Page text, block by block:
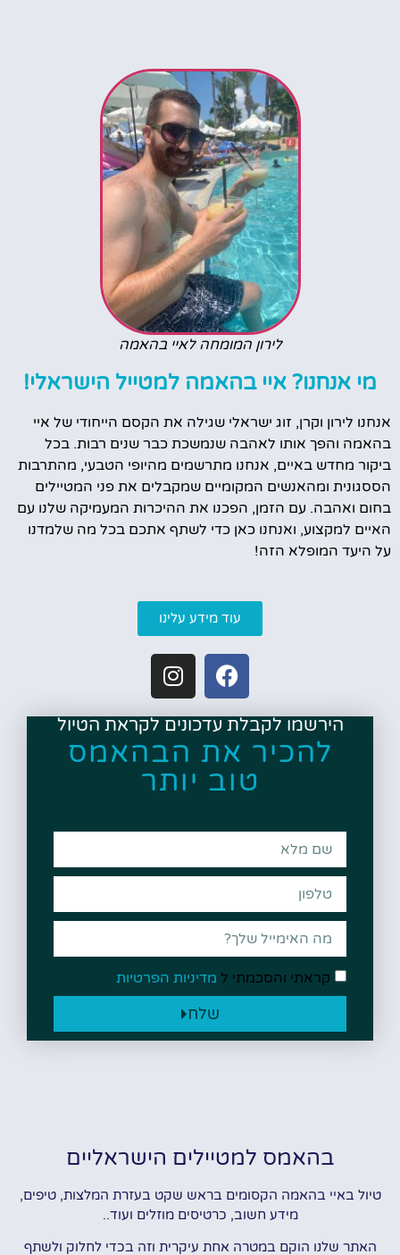
לירון המומחה לאיי בהאמה
מי אנחנו? איי בהאמה למטייל הישראלי!
אנחנו לירון וקרן, זוג ישראלי שגילה את הקסם הייחודי של איי
בהאמה והפך אותו לאהבה שנמשכת כבר שנים רבות. בכל
ביקור מחדש באיים, אנחנו מתרשמים מהיופי הטבעי, מהתרבות
הססגונית ומהאנשים המקומיים שמקבלים את פני המטיילים
בחום ואהבה. עם הזמן, הפכנו את ההיכרות המעמיקה שלנו עם
האיים למקצוע, ואנחנו כאן כדי לשתף אתכם בכל מה שלמדנו
על היעד המופלא הזה!
עוד מידע עלינו
הירשמו לקבלת עדכונים לקראת הטיול
להכיר את הבהאמס
טוב יותר
קראתי והסכמתי ל מדיניות הפרטיות
שלח
בהאמס למטיילים הישראליים
טיול באיי בהאמה הקסומים בראש שקט בעזרת המלצות, טיפים,
מידע חשוב, כרטיסים מוזלים ועוד..
האתר שלנו הוקם במטרה אחת עיקרית וזה בכדי לחלוק ולשתף